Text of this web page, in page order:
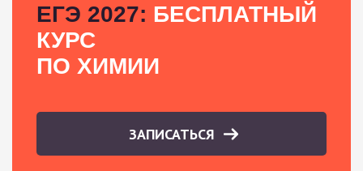
ЕГЭ 2027: БЕСПЛАТНЫЙ
КУРС
ПО ХИМИИ
ЗАПИСАТЬСЯ